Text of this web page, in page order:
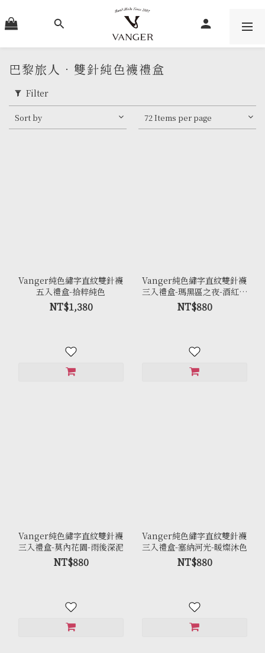
巴黎旅人．雙針純色襪禮盒
Filter
Sort by 72 Items per page
Vanger純色繡字直紋雙針襪
五入禮盒-拾粹純色
NT$1,380
Vanger純色繡字直紋雙針襪
三入禮盒-瑪黑區之夜-酒紅琉
光
NT$880
Vanger純色繡字直紋雙針襪
三入禮盒-莫內花園-雨後深泥
NT$880
Vanger純色繡字直紋雙針襪
三入禮盒-塞納河光-暖燦沐色
NT$880